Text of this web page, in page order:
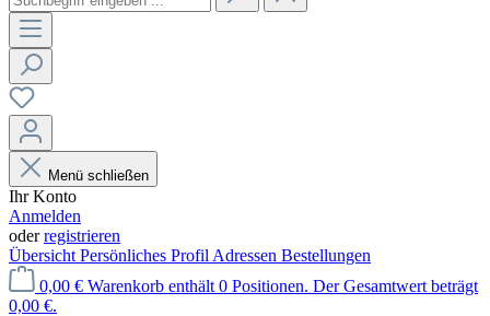
Menü schließen
Ihr Konto
Anmelden
oderregistrieren
Übersicht Persönliches Profil Adressen Bestellungen
0,00 € Warenkorb enthält 0 Positionen. Der Gesamtwert beträgt
0,00 €.